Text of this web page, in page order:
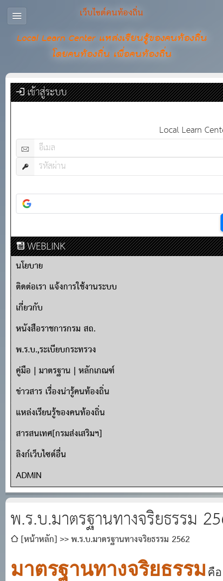
เว็บไซต์คนท้องถิ่น
Local Learn Center แหล่งเรียนรู้ของคนท้องถิ่น
โดยคนท้องถิ่น เพื่อคนท้องถิ่น
เข้าสู่ระบบ
Local Learn
WEBLINK
นโยบาย
ติดต่อเรา แจ้งการใช้งานระบบ
เกี่ยวกับ
หนังสือราชการกรม สถ.
พ.ร.บ.,ระเบียบกระทรวง
คู่มือ | มาตรฐาน | หลักเกณฑ์
ข่าวสาร เรื่องน่ารู้คนท้องถิ่น
แหล่งเรียนรู้ของคนท้องถิ่น
สารสนเทศ[กรมส่งเสริมฯ]
ลิงก์เว็บไซต์อื่น
ADMIN
พ.ร.บ.มาตรฐานทางจริยธรรม
[หน้าหลัก] พ.ร.บ.มาตรฐานทางจริยธรรม 2562
มาตรฐานทางจริยธรรม คื